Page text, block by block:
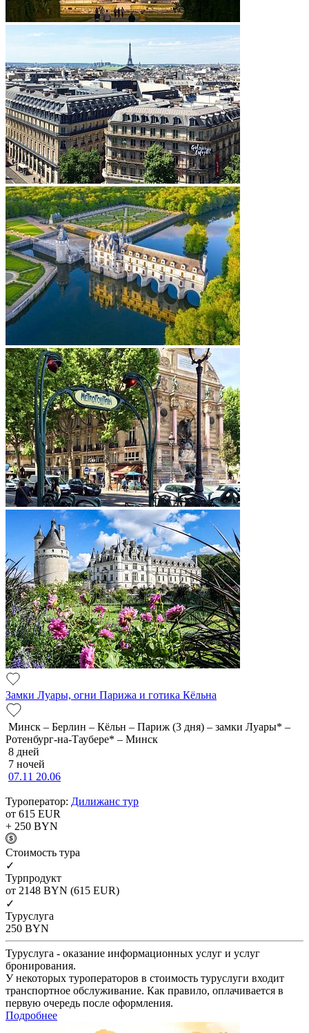
Замки Луары, огни Парижа и готика Кёльна
Минск – Берлин – Кёльн – Париж (3 дня) – замки Луары* –
Ротенбург-на-Таубере* – Минск
8 дней
7 ночей
07.11 20.06
Туроператор: Дилижанс тур
от 615 EUR
+ 250 BYN
Cтоимость тура
✓
Турпродукт
от 2148 BYN (615 EUR)
✓
Туруслуга
250 BYN
Туруслуга - оказание информационных услуг и услуг
бронирования.
У некоторых туроператоров в стоимость туруслуги входит
транспортное обслуживание. Как правило, оплачивается в
первую очередь после оформления.
Подробнее